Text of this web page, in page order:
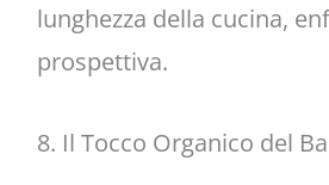
lunghezza della cucina,
prospettiva.
8. Il Tocco Organico del